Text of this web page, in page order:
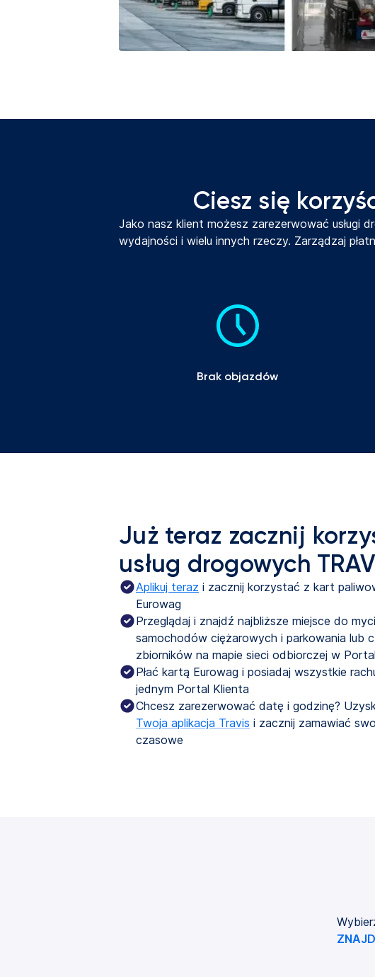
Ciesz się
Jako nasz klient możesz zarezerwować usługi
wydajności i wielu innych rzeczy. Zarządzaj
Brak objazdów
Już teraz zacznij
usług drogowych
Aplikuj teraz i zacznij korzystać z kart
Eurowag
Przeglądaj i znajdź najbliższe miejsce do
samochodów ciężarowych i parkowania lub
zbiorników na mapie sieci odbiorczej w
Płać kartą Eurowag i posiadaj wszystkie
jednym Portal Klienta
Chcesz zarezerwować datę i godzinę?
Twoja aplikacja Travis i zacznij zamawiać
czasowe